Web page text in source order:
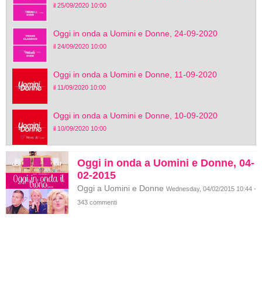
il 25/09/2020 10:00
Oggi in onda a Uomini e Donne, 24-09-2020
il 24/09/2020 10:00
Oggi in onda a Uomini e Donne, 11-09-2020
il 11/09/2020 10:00
Oggi in onda a Uomini e Donne, 10-09-2020
il 10/09/2020 10:00
Oggi in onda a Uomini e Donne, 04-
02-2015
Oggi a Uomini e Donne Wednesday, 04/02/2015 10:44 -
343 commenti